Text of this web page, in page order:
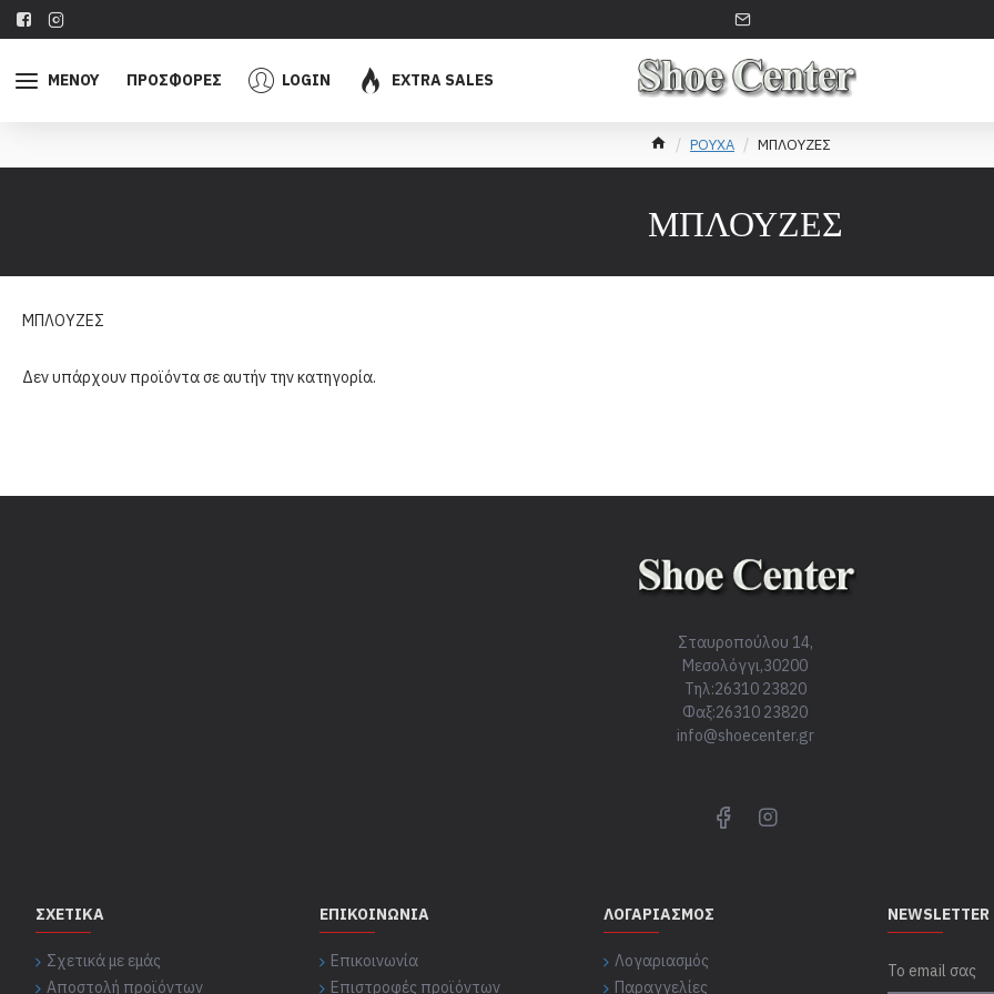
ΜΕΝΟΥ ΠΡΟΣΦΟΡΕΣ LOGIN EXTRA SALES
ΡΟΥΧΑ ΜΠΛΟΥΖΕΣ
ΜΠΛΟΥΖΕΣ
ΜΠΛΟΥΖΕΣ
Δεν υπάρχουν προϊόντα σε αυτήν την κατηγορία.
Σταυροπούλου 14,
Μεσολόγγι,30200
Τηλ:26310 23820
Φαξ:26310 23820
info@shoecenter.gr
ΣΧΕΤΙΚΆ
Σχετικά με εμάς
Αποστολή προϊόντων
ΕΠΙΚΟΙΝΩΝΊΑ
Επικοινωνία
Επιστροφές προϊόντων
ΛΟΓΑΡΙΑΣΜΌΣ
Λογαριασμός
Παραγγελίες
NEWSLETTER